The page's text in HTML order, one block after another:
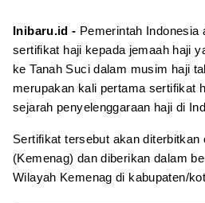
Inibaru.id - Pemerintah Indonesia
sertifikat haji kepada jemaah haji
ke Tanah Suci dalam musim haji
merupakan kali pertama sertifikat
sejarah penyelenggaraan haji di
Sertifikat tersebut akan diterbitkan
(Kemenag) dan diberikan dalam
Wilayah Kemenag di kabupaten/